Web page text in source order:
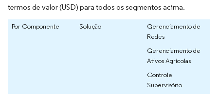
termos de valor (USD) para todos os segmentos acima.
Por Componente Solução
Gerenciamento de
Redes
Gerenciamento de
Ativos Agrícolas
Controle
Supervisório